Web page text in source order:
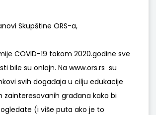
Skupštine ORS-a,
COVID-19 tokom 2020.godine sve
bile su onlajn. Na www.ors.rs su
svih događaja u cilju edukacije
zainteresovanih građana kako bi
(i više puta ako je to